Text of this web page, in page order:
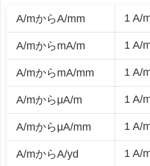
A/mからA/mm 1 A/
A/mからmA/m 1 A/
A/mからmA/mm 1 A/
A/mからμA/m 1 A/
A/mからμA/mm 1 A/
A/mからA/yd 1 A/